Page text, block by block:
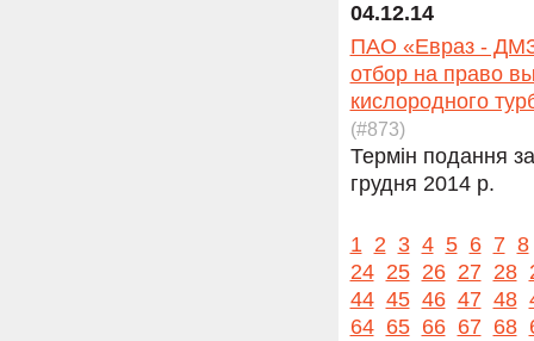
04.12.14
ПАО «Евраз - ДМЗ
отбор на право
кислородного
(#873)
Термін подання
грудня 2014 р.
1 2 3 4 5 6 7 8
24 25 26 27 28
44 45 46 47 48
64 65 66 67 68